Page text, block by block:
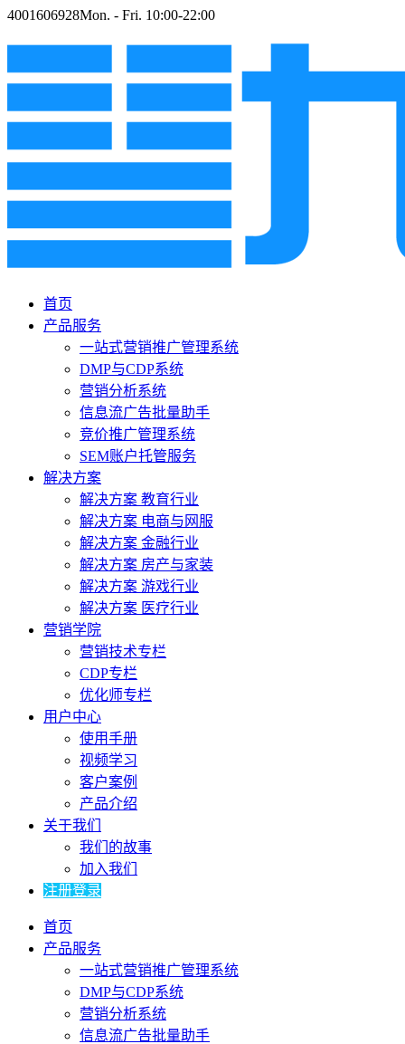
4001606928Mon. - Fri. 10:00-22:00
首页
产品服务
一站式营销推广管理系统
DMP与CDP系统
营销分析系统
信息流广告批量助手
竞价推广管理系统
SEM账户托管服务
解决方案
解决方案 教育行业
解决方案 电商与网服
解决方案 金融行业
解决方案 房产与家装
解决方案 游戏行业
解决方案 医疗行业
营销学院
营销技术专栏
CDP专栏
优化师专栏
用户中心
使用手册
视频学习
客户案例
产品介绍
关于我们
我们的故事
加入我们
注册登录
首页
产品服务
一站式营销推广管理系统
DMP与CDP系统
营销分析系统
信息流广告批量助手